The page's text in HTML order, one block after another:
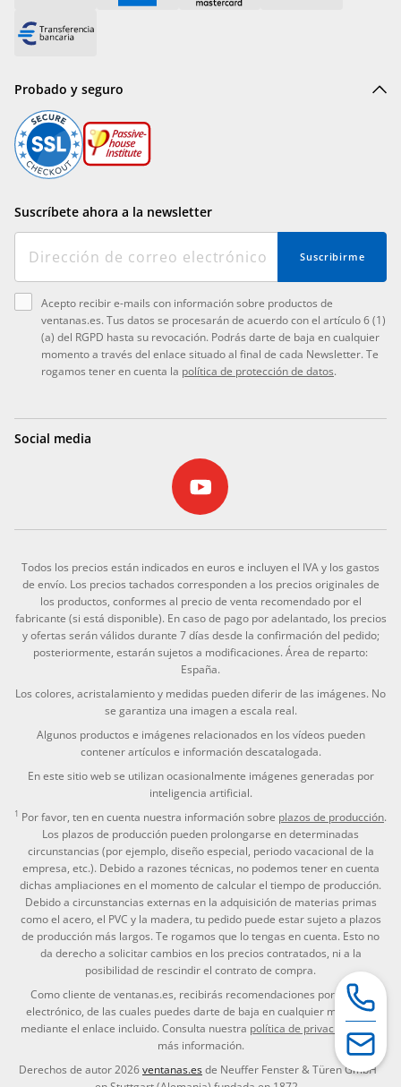
Probado y seguro
Suscríbete ahora a la newsletter
Suscribirme
Acepto recibir e-mails con información sobre productos de
ventanas.es. Tus datos se procesarán de acuerdo con el artículo 6 (1)
(a) del RGPD hasta su revocación. Podrás darte de baja en cualquier
momento a través del enlace situado al final de cada Newsletter. Te
rogamos tener en cuenta la política de protección de datos.
Social media
Todos los precios están indicados en euros e incluyen el IVA y los gastos
de envío. Los precios tachados corresponden a los precios originales de
los productos, conformes al precio de venta recomendado por el
fabricante (si está disponible). En caso de pago por adelantado, los precios
y ofertas serán válidos durante 7 días desde la confirmación del pedido;
posteriormente, estarán sujetos a modificaciones. Área de reparto:
España.
Los colores, acristalamiento y medidas pueden diferir de las imágenes. No
se garantiza una imagen a escala real.
Algunos productos e imágenes relacionados en los vídeos pueden
contener artículos e información descatalogada.
En este sitio web se utilizan ocasionalmente imágenes generadas por
inteligencia artificial.
1 Por favor, ten en cuenta nuestra información sobre plazos de producción.
Los plazos de producción pueden prolongarse en determinadas
circunstancias (por ejemplo, diseño especial, periodo vacacional de la
empresa, etc.). Debido a razones técnicas, no podemos tener en cuenta
dichas ampliaciones en el momento de calcular el tiempo de producción.
Debido a circunstancias externas en la adquisición de materias primas
como el acero, el PVC y la madera, tu pedido puede estar sujeto a plazos
de producción más largos. Te rogamos que lo tengas en cuenta. Esto no
da derecho a solicitar cambios en los precios contratados, ni a la
posibilidad de rescindir el contrato de compra.
Como cliente de ventanas.es, recibirás recomendaciones por correo
electrónico, de las cuales puedes darte de baja en cualquier momento
mediante el enlace incluido. Consulta nuestra política de privacidad
más información.
Derechos de autor 2026ventanas.esde Neuffer Fenster & Türen GmbH